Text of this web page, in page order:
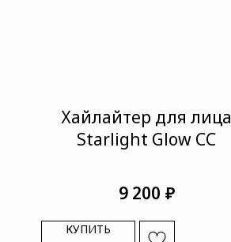
Хайлайтер для лица
Starlight Glow CC
9 200 ₽
КУПИТЬ